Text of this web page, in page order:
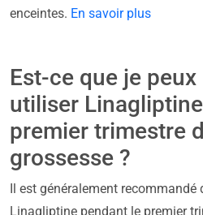
enceintes. En savoir plus
Est-ce que je peux
utiliser
premier trimestre
grossesse ?
Il est généralement
Linagliptine pendant le premier